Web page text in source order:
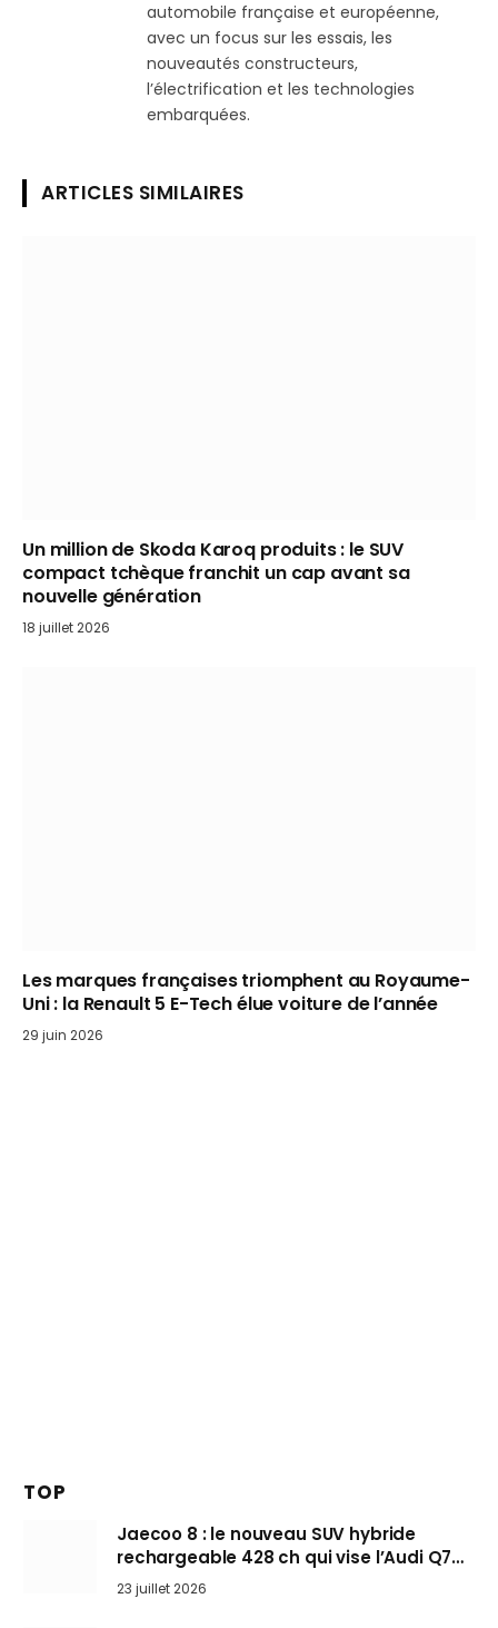
automobile française et européenne,
avec un focus sur les essais, les
nouveautés constructeurs,
l’électrification et les technologies
embarquées.
ARTICLES SIMILAIRES
Un million de Skoda Karoq produits : le SUV
compact tchèque franchit un cap avant sa
nouvelle génération
18 juillet 2026
Les marques françaises triomphent au Royaume-
Uni : la Renault 5 E-Tech élue voiture de l’année
29 juin 2026
TOP
Jaecoo 8 : le nouveau SUV hybride
rechargeable 428 ch qui vise l’Audi Q7
arrive en Europe cet automne
23 juillet 2026